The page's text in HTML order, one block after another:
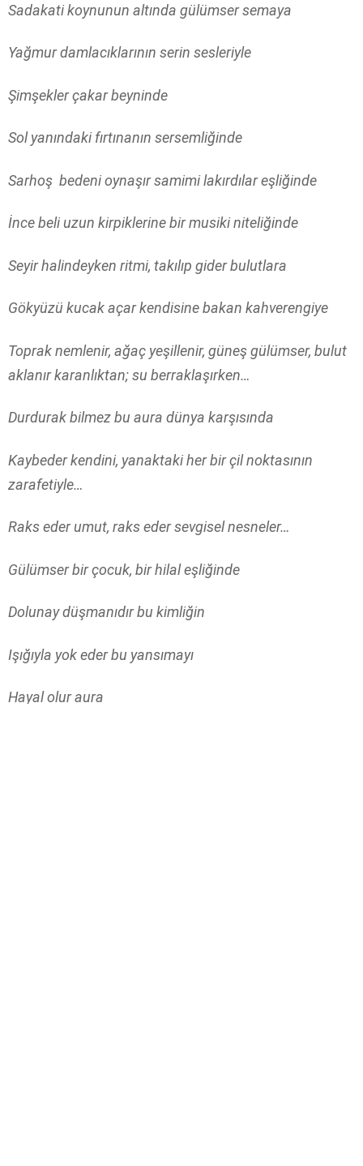
Sadakati koynunun altında gülümser semaya
Yağmur damlacıklarının serin sesleriyle
Şimşekler çakar beyninde
Sol yanındaki fırtınanın sersemliğinde
Sarhoş bedeni oynaşır samimi lakırdılar eşliğinde
İnce beli uzun kirpiklerine bir musiki niteliğinde
Seyir halindeyken ritmi, takılıp gider bulutlara
Gökyüzü kucak açar kendisine bakan kahverengiye
Toprak nemlenir, ağaç yeşillenir, güneş gülümser, bulut
aklanır karanlıktan; su berraklaşırken…
Durdurak bilmez bu aura dünya karşısında
Kaybeder kendini, yanaktaki her bir çil noktasının
zarafetiyle…
Raks eder umut, raks eder sevgisel nesneler…
Gülümser bir çocuk, bir hilal eşliğinde
Dolunay düşmanıdır bu kimliğin
Işığıyla yok eder bu yansımayı
Hayal olur aura